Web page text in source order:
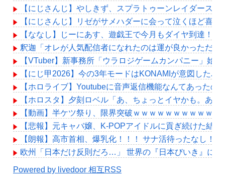
【にじさんじ】やしきず、スプラトゥーンレイダース
【にじさんじ】リゼがサメハダーに会って泣くほど喜ん
【ななし】じーにあす、遊戯王で今月もダイヤ到達！
釈迦「オレが人気配信者になれたのは運が良かっただけ
【VTuber】新事務所「ウラロジゲームカンパニー」始
【にじ甲2026】今の3年モードはKONAMIが意図したバ
【ホロライブ】Youtubeに音声返信機能なんてあったの
【ホロスタ】夕刻ロベル「あ、ちょっとイヤかも。あ
【動画】半ケツ祭り、限界突破ｗｗｗｗｗｗｗｗｗｗｗ
【悲報】元キャバ嬢、K-POPアイドルに貢ぎ続けた結
【朗報】高市首相、爆乳化！！！ サナ活待ったなし！
欧州「日本だけ反則だろ…」 世界の『日本びいき』に
Powered by livedoor 相互RSS